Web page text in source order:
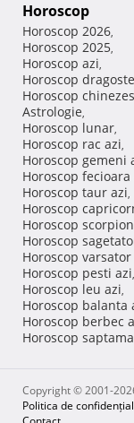
Horoscop
Horoscop 2026,
Horoscop 2025,
Horoscop azi,
Horoscop dragoste
Horoscop
Astrologie,
Horoscop lunar,
Horoscop rac azi,
Horoscop gemeni
Horoscop fecioara
Horoscop taur azi,
Horoscop
Horoscop
Horoscop
Horoscop varsator
Horoscop pesti azi,
Horoscop leu azi,
Horoscop balanta
Horoscop berbec
Horoscop
Copyright © 2001-
Politica de